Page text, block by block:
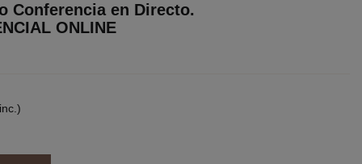
Conferencia en Directo.
ONLINE